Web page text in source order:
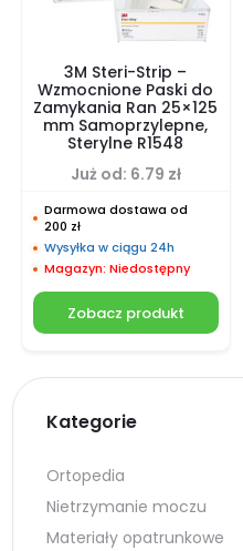
3M Steri-Strip –
Wzmocnione Paski do
Zamykania Ran 25×125
mm Samoprzylepne,
Sterylne R1548
Już od: 6.79 zł
Darmowa dostawa od
200 zł
Wysyłka w ciągu 24h
Magazyn: Niedostępny
Zobacz produkt
Kategorie
Ortopedia
Nietrzymanie moczu
Materiały opatrunkowe